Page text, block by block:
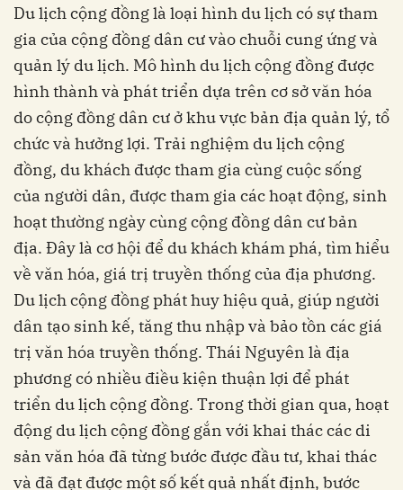
Du lịch cộng đồng là loại hình du lịch có sự tham
gia của cộng đồng dân cư vào chuỗi cung ứng và
quản lý du lịch. Mô hình du lịch cộng đồng được
hình thành và phát triển dựa trên cơ sở văn hóa
do cộng đồng dân cư ở khu vực bản địa quản lý, tổ
chức và hưởng lợi. Trải nghiệm du lịch cộng
đồng, du khách được tham gia cùng cuộc sống
của người dân, được tham gia các hoạt động, sinh
hoạt thường ngày cùng cộng đồng dân cư bản
địa. Đây là cơ hội để du khách khám phá, tìm hiểu
về văn hóa, giá trị truyền thống của địa phương.
Du lịch cộng đồng phát huy hiệu quả, giúp người
dân tạo sinh kế, tăng thu nhập và bảo tồn các giá
trị văn hóa truyền thống. Thái Nguyên là địa
phương có nhiều điều kiện thuận lợi để phát
triển du lịch cộng đồng. Trong thời gian qua, hoạt
động du lịch cộng đồng gắn với khai thác các di
sản văn hóa đã từng bước được đầu tư, khai thác
và đã đạt được một số kết quả nhất định, bước